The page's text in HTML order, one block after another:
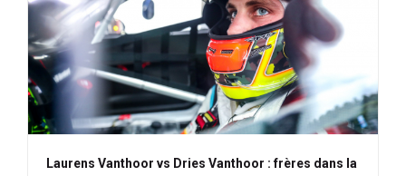
Laurens Vanthoor vs Dries Vanthoor : frères dans la